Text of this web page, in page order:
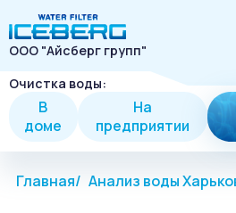
ООО "Айсберг групп"
Очистка воды:
В
доме
На
предприятии
Главная Анализ воды